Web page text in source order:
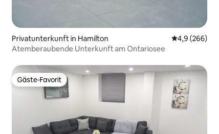
Privatunterkunft in Hamilton
4,9 (266)
Atemberaubende Unterkunft am Ontariosee
Gäste-Favorit
Gäste-Favorit